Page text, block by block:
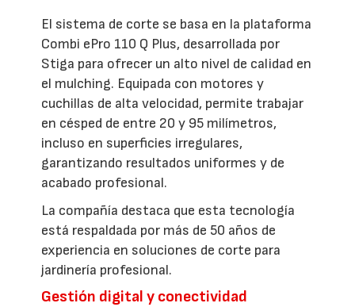
El sistema de corte se basa en la plataforma
Combi ePro 110 Q Plus, desarrollada por
Stiga para ofrecer un alto nivel de calidad en
el mulching. Equipada con motores y
cuchillas de alta velocidad, permite trabajar
en césped de entre 20 y 95 milímetros,
incluso en superficies irregulares,
garantizando resultados uniformes y de
acabado profesional.
La compañía destaca que esta tecnología
está respaldada por más de 50 años de
experiencia en soluciones de corte para
jardinería profesional.
Gestión digital y conectividad